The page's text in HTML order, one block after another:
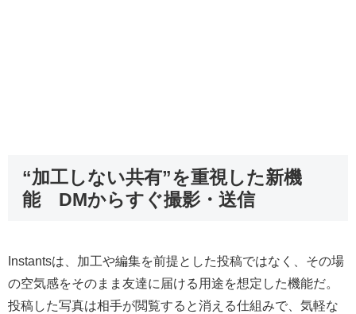
“加工しない共有”を重視した新機
能 DMからすぐ撮影・送信
Instantsは、加工や編集を前提とした投稿ではなく、その場
の空気感をそのまま友達に届ける用途を想定した機能だ。
投稿した写真は相手が閲覧すると消える仕組みで、気軽な